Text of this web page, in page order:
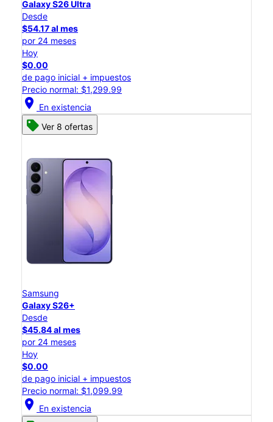
Galaxy S26 Ultra
Desde
$54.17 al mes
por 24 meses
Hoy
$0.00
de pago inicial + impuestos
Precio normal: $1,299.99
location_on En existencia
Ver 8 ofertas
Samsung
Galaxy S26+
Desde
$45.84 al mes
por 24 meses
Hoy
$0.00
de pago inicial + impuestos
Precio normal: $1,099.99
location_on En existencia